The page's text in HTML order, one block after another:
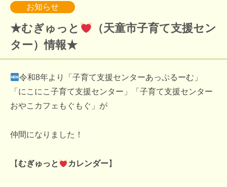
お知らせ
★むぎゅっと
（天童市子育て支援セン
ター）情報★
令和8年より「子育て支援センターあっぷるーむ」
「にこにこ子育て支援センター」「子育て支援センター
おやこカフェもぐもぐ」が
仲間になりました！
【 むぎゅっと カレンダー】